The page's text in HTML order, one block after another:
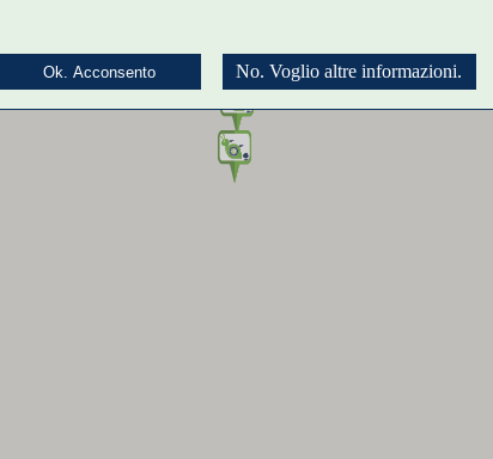
Ok. Acconsento No. Voglio altre informazioni.